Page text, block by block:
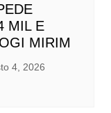
MIL E
MIRIM
4, 2026